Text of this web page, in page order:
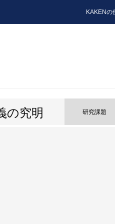
KAKENの
の究明 研究課題